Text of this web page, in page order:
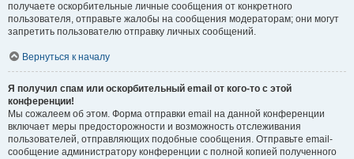
получаете оскорбительные личные сообщения от конкретного
пользователя, отправьте жалобы на сообщения модераторам; они могут
запретить пользователю отправку личных сообщений.
Вернуться к началу
Я получил спам или оскорбительный email от кого-то с этой
конференции!
Мы сожалеем об этом. Форма отправки email на данной конференции
включает меры предосторожности и возможность отслеживания
пользователей, отправляющих подобные сообщения. Отправьте email-
сообщение администратору конференции с полной копией полученного